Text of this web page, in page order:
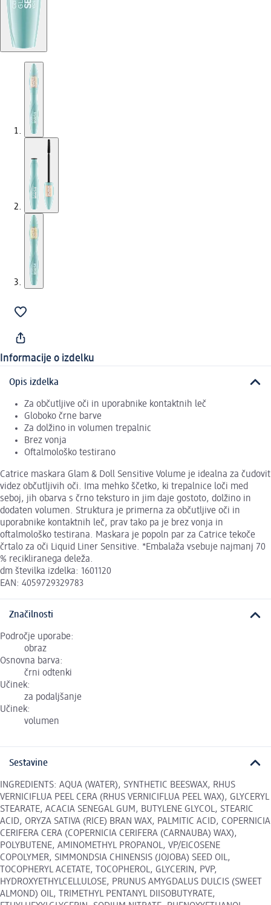
Informacije o izdelku
Opis izdelka
Za občutljive oči in uporabnike kontaktnih leč
Globoko črne barve
Za dolžino in volumen trepalnic
Brez vonja
Oftalmološko testirano
Catrice maskara Glam & Doll Sensitive Volume je idealna za čudovit
videz občutljivih oči. Ima mehko ščetko, ki trepalnice loči med
seboj, jih obarva s črno teksturo in jim daje gostoto, dolžino in
dodaten volumen. Struktura je primerna za občutljive oči in
uporabnike kontaktnih leč, prav tako pa je brez vonja in
oftalmološko testirana. Maskara je popoln par za Catrice tekoče
črtalo za oči Liquid Liner Sensitive. *Embalaža vsebuje najmanj 70
% recikliranega deleža.
dm številka izdelka: 1601120
EAN: 4059729329783
Značilnosti
Področje uporabe:
obraz
Osnovna barva:
črni odtenki
Učinek:
za podaljšanje
Učinek:
volumen
Sestavine
INGREDIENTS: AQUA (WATER), SYNTHETIC BEESWAX, RHUS
VERNICIFLUA PEEL CERA (RHUS VERNICIFLUA PEEL WAX), GLYCERYL
STEARATE, ACACIA SENEGAL GUM, BUTYLENE GLYCOL, STEARIC
ACID, ORYZA SATIVA (RICE) BRAN WAX, PALMITIC ACID, COPERNICIA
CERIFERA CERA (COPERNICIA CERIFERA (CARNAUBA) WAX),
POLYBUTENE, AMINOMETHYL PROPANOL, VP/EICOSENE
COPOLYMER, SIMMONDSIA CHINENSIS (JOJOBA) SEED OIL,
TOCOPHERYL ACETATE, TOCOPHEROL, GLYCERIN, PVP,
HYDROXYETHYLCELLULOSE, PRUNUS AMYGDALUS DULCIS (SWEET
ALMOND) OIL, TRIMETHYL PENTANYL DIISOBUTYRATE,